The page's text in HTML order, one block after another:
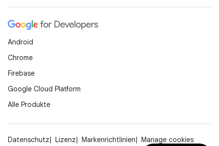
Android
Chrome
Firebase
Google Cloud Platform
Alle Produkte
Datenschutz Lizenz Markenrichtlinien Manage cookies